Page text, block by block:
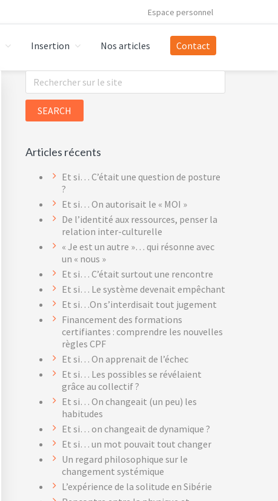
Espace personnel
Insertion Nos articles Contact
Primary
Sidebar
Search
this
website
Articles récents
Et si… C’était une question de posture
?
Et si… On autorisait le « MOI »
De l’identité aux ressources, penser la
relation inter-culturelle
« Je est un autre »… qui résonne avec
un « nous »
Et si… C’était surtout une rencontre
Et si… Le système devenait empêchant
Et si…On s’interdisait tout jugement
Financement des formations
certifiantes : comprendre les nouvelles
règles CPF
Et si… On apprenait de l’échec
Et si… Les possibles se révélaient
grâce au collectif ?
Et si… On changeait (un peu) les
habitudes
Et si… on changeait de dynamique ?
Et si… un mot pouvait tout changer
Un regard philosophique sur le
changement systémique
L’expérience de la solitude en Sibérie